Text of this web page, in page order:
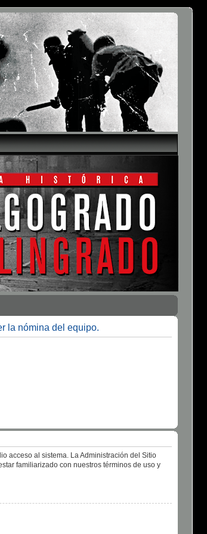
la nómina del equipo.
acceso al sistema. La Administración del Sitio
familiarizado con nuestros términos de uso y